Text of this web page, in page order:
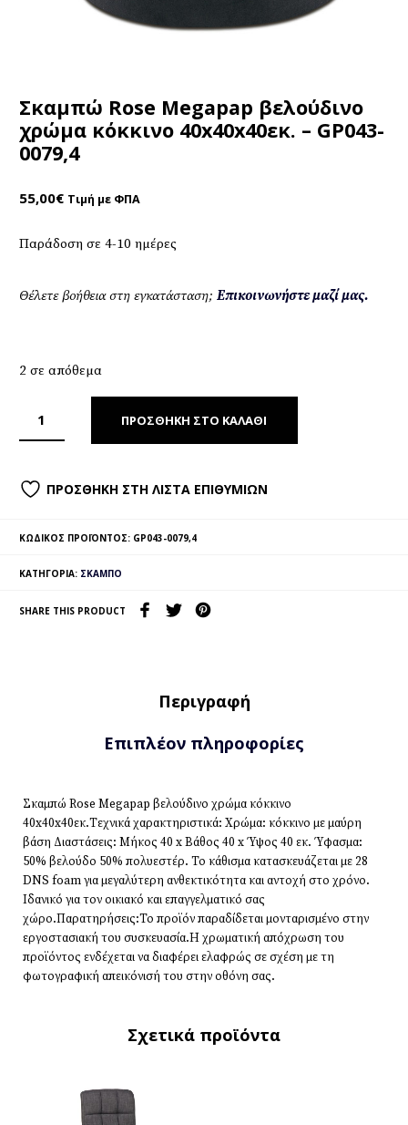
Σκαμπώ Rose Megapap βελούδινο
χρώμα κόκκινο 40x40x40εκ. – GP043-
0079,4
55,00€ Τιμή με ΦΠΑ
Παράδοση σε 4-10 ημέρες
Θέλετε βοήθεια στη εγκατάσταση; Επικοινωνήστε μαζί μας.
2 σε απόθεμα
ΠΡΟΣΘΉΚΗ ΣΤΟ ΚΑΛΆΘΙ
ΠΡΟΣΘΉΚΗ ΣΤΗ ΛΊΣΤΑ ΕΠΙΘΥΜΙΏΝ
ΚΩΔΙΚΌΣ ΠΡΟΪΌΝΤΟΣ: GP043-0079,4
ΚΑΤΗΓΟΡΊΑ: ΣΚΑΜΠΌ
SHARE THIS PRODUCT
Περιγραφή
Επιπλέον πληροφορίες
Σκαμπώ Rose Megapap βελούδινο χρώμα κόκκινο
40x40x40εκ.Τεχνικά χαρακτηριστικά: Χρώμα: κόκκινο με μαύρη
βάση Διαστάσεις: Μήκος 40 x Βάθος 40 x Ύψος 40 εκ. Ύφασμα:
50% βελούδο 50% πολυεστέρ. Το κάθισμα κατασκευάζεται με 28
DNS foam για μεγαλύτερη ανθεκτικότητα και αντοχή στο χρόνο.
Ιδανικό για τον οικιακό και επαγγελματικό σας
χώρο.Παρατηρήσεις:Το προϊόν παραδίδεται μονταρισμένο στην
εργοστασιακή του συσκευασία.Η χρωματική απόχρωση του
προϊόντος ενδέχεται να διαφέρει ελαφρώς σε σχέση με τη
φωτογραφική απεικόνισή του στην οθόνη σας.
Σχετικά προϊόντα